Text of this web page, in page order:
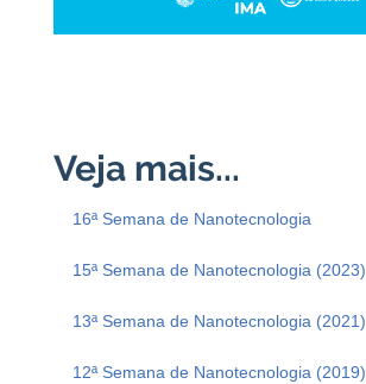
16ª Semana de Nanotecnologia
15ª Semana de Nanotecnologia (2023)
13ª Semana de Nanotecnologia (2021)
12ª Semana de Nanotecnologia (2019)